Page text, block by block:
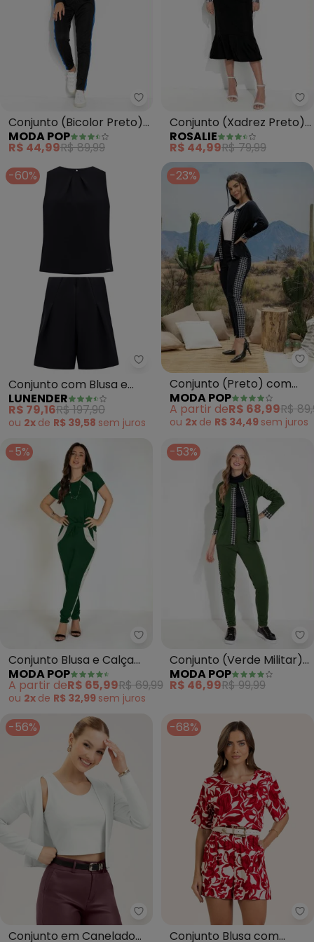
Moda Pop - Conjunto (Bicolor
Conjunto (Bicolor Preto)
com Capuz
MODA POP
R$ 44,99R$ 89,99
Conjunto (Xadrez Preto)
com Babado
ROSALIE
R$ 44,99R$ 79,99
-60%
Lunender - Conjunto com
Conjunto com Blusa e
Shorts em Malha (Preto)
LUNENDER
R$ 79,16R$ 197,90
ou 2x de R$ 39,58 sem juros
-23%
Conjunto (Preto) com
Recortes
MODA POP
A partir deR$ 68,99R$
ou 2x de R$ 34,49 sem juros
-5%
Moda Pop - Conjunto Blusa e
Conjunto Blusa e Calça
(Verde e 0ff)
MODA POP
A partir deR$ 65,99R$ 69,99
ou 2x de R$ 32,99 sem juros
-53%
Conjunto (Verde Militar)
com Recortes
MODA POP
R$ 46,99R$ 99,99
-56%
Conjunto em Canelado
-68%
Conjunto Blusa com